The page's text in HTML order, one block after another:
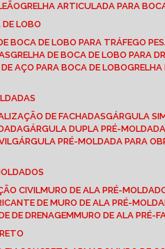
GRELHA ARTICULADA PARA
DE LOBO
DE BOCA DE LOBO PARA TRÁFEGO
GRELHA DE BOCA DE LOBO PARA
DE AÇO PARA BOCA DE LOBO
DE FACHADAS
GÁRGULA
GÁRGULA DUPLA PRÉ-
GÁRGULA PRÉ-MOLDADA PARA
CIVIL
MURO DE ALA PRÉ-
DE MURO DE ALA PRÉ-
DE DRENAGEM MURO DE ALA PRÉ-